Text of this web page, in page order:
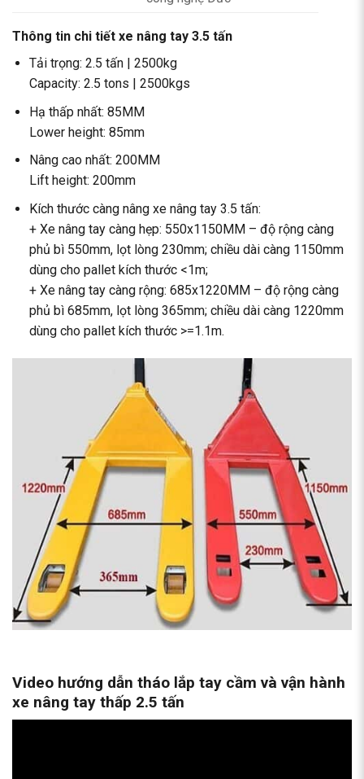
Thông tin chi tiết xe nâng tay 3.5 tấn
Tải trọng: 2.5 tấn | 2500kg
Capacity: 2.5 tons | 2500kgs
Hạ thấp nhất: 85MM
Lower height: 85mm
Nâng cao nhất: 200MM
Lift height: 200mm
Kích thước càng nâng xe nâng tay 3.5 tấn:
+ Xe nâng tay càng hẹp: 550x1150MM – độ rộng càng
phủ bì 550mm, lọt lòng 230mm; chiều dài càng 1150mm
dùng cho pallet kích thước <1m;
+ Xe nâng tay càng rộng: 685x1220MM – độ rộng càng
phủ bì 685mm, lọt lòng 365mm; chiều dài càng 1220mm
dùng cho pallet kích thước >=1.1m.
Video hướng dẫn tháo lắp tay cầm và vận hành
xe nâng tay thấp 2.5 tấn